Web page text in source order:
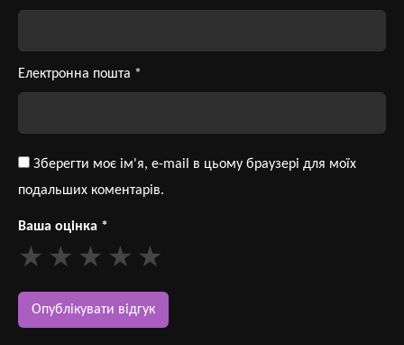
Електронна пошта *
Зберегти моє ім'я, e-mail в цьому браузері для моїх
подальших коментарів.
Ваша оцінка *